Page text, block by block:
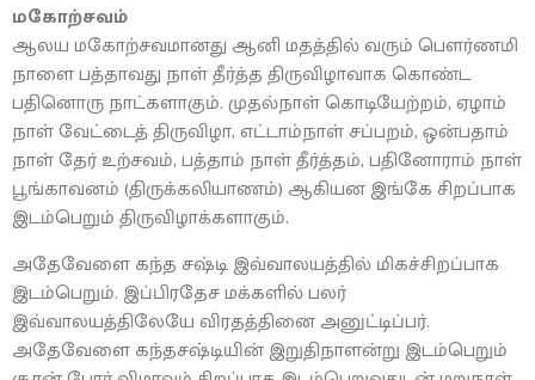
மகோற்சவம்
ஆலய மகோற்சவமானது ஆனி மதத்தில் வரும் பௌர்ணமி
நாளை பத்தாவது நாள் தீர்த்த திருவிழாவாக கொண்ட
பதினொரு நாட்களாகும். முதல்நாள் கொடியேற்றம், ஏழாம்
நாள் வேட்டைத் திருவிழா, எட்டாம்நாள் சப்பறம், ஒன்பதாம்
நாள் தேர் உற்சவம், பத்தாம் நாள் தீர்த்தம், பதினோராம் நாள்
பூங்காவனம் (திருக்கலியாணம்) ஆகியன இங்கே சிறப்பாக
இடம்பெறும் திருவிழாக்களாகும்.
அதேவேளை கந்த சஷ்டி இவ்வாலயத்தில் மிகச்சிறப்பாக
இடம்பெறும். இப்பிரதேச மக்களில் பலர்
இவ்வாலயத்திலேயே விரதத்தினை அனுட்டிப்பர்.
அதேவேளை கந்தசஷ்டியின் இறுதிநாளன்று இடம்பெறும்